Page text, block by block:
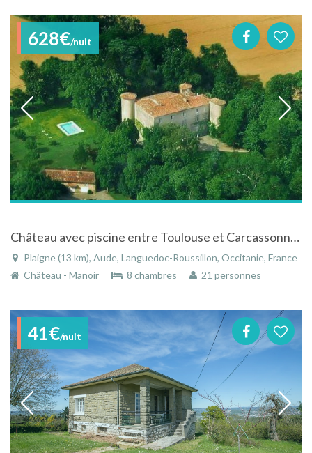
628€/nuit
Château avec piscine entre Toulouse et Carcassonne à Plaigne
Plaigne (13 km), Aude, Languedoc-Roussillon, Occitanie, France
Château - Manoir
8 chambres 21 personnes
41€/nuit